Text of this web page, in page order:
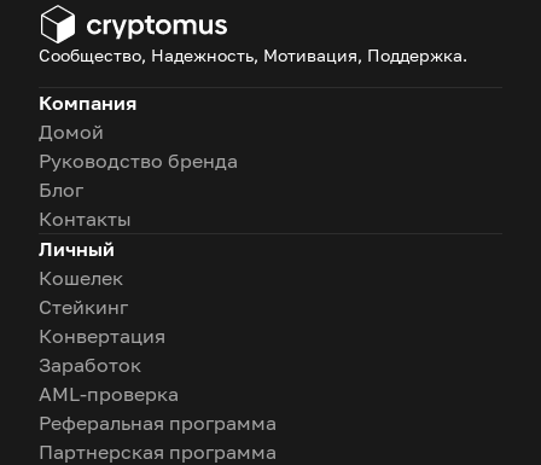
Сообщество, Надежность, Мотивация, Поддержка.
Компания
Домой
Руководство бренда
Блог
Контакты
Личный
Кошелек
Стейкинг
Конвертация
Заработок
AML-проверка
Реферальная программа
Партнерская программа